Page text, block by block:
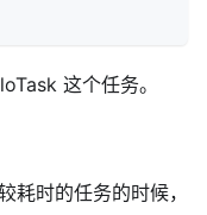
这个任务。
耗时的任务的时候，